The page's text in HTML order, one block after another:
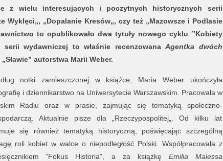
z wielu interesujących i poczytnych historycznych serii
Wyklęci„, „Dopalanie Kresów„, czy też „Mazowsze i Podlasie
to opublikowało dwa tytuły nowego cyklu ”Kobiety
serii wydawniczej to właśnie recenzowana Agentka dwóch
autorstwa Marii Weber.
notki zamieszczonej w książce, Maria Weber ukończyła
i dziennikarstwo na Uniwersytecie Warszawskim. Pracowała w
Radiu oraz w prasie, zajmując się tematyką społeczno-
Aktualnie pisze dla „Rzeczypospolitej„. Od kilku lat
się również tematyką historyczną, poświęcając szczególną
roli kobiet w walce o niepodległość Polski. Współpracowała z
”Fokus Historia”, a za książkę Emilia Malessa